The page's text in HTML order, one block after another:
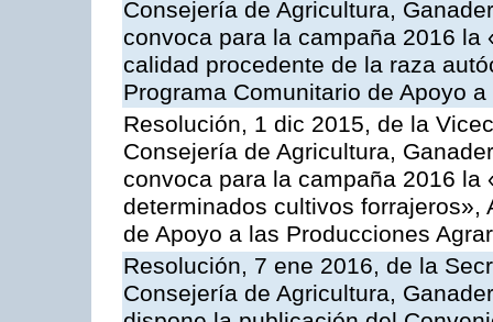
Consejería de Agricultura,
convoca para la campaña 2016
calidad procedente de la raza
Programa Comunitario de Apoyo
Resolución, 1 dic 2015, de la
Consejería de Agricultura,
convoca para la campaña 2016 la
determinados cultivos forrajeros»,
de Apoyo a las Producciones
Resolución, 7 ene 2016, de la
Consejería de Agricultura,